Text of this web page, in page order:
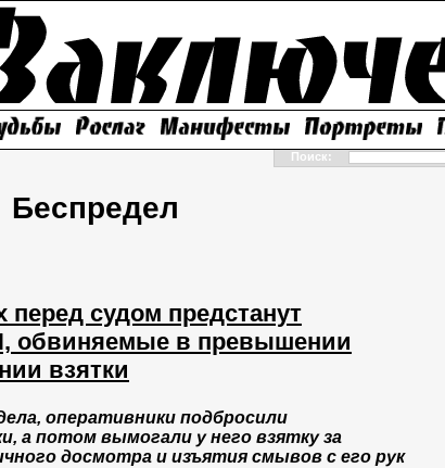
Поиск:
Беспредел
судом предстанут
обвиняемые в превышении
взятки
оперативники подбросили
а потом вымогали у него взятку за
досмотра и изъятия смывов с его рук